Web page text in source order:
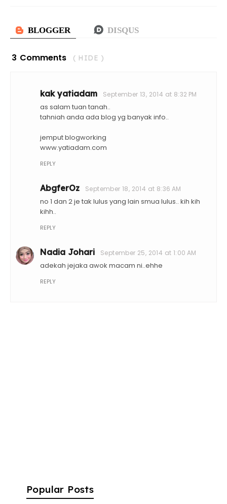
3 Comments ( HIDE )
kak yatiadam September 13, 2014 at 8:32 PM
as salam tuan tanah..
tahniah anda ada blog yg banyak info..
jemput blogworking
www.yatiadam.com
REPLY
AbgferOz September 18, 2014 at 8:36 AM
no 1 dan 2 je tak lulus yang lain smua lulus.. kih kih
kihh..
REPLY
Nadia Johari September 25, 2014 at 1:00 AM
adekah jejaka awok macam ni..ehhe
REPLY
Popular Posts